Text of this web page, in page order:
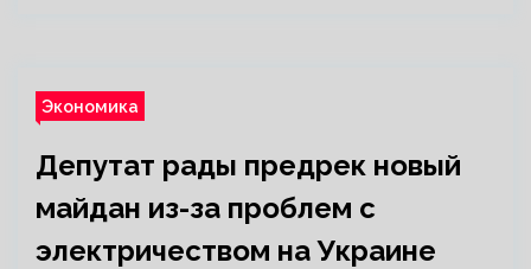
Экономика
Депутат рады предрек новый
майдан из-за проблем с
электричеством на Украине